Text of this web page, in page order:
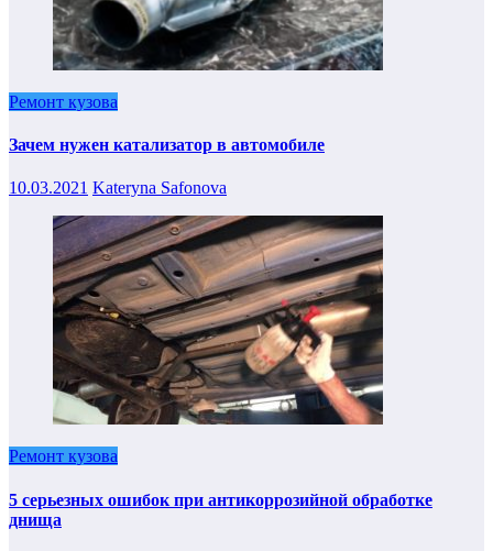
Ремонт кузова
Зачем нужен катализатор в автомобиле
10.03.2021 Kateryna Safonova
Ремонт кузова
5 серьезных ошибок при антикоррозийной обработке
днища